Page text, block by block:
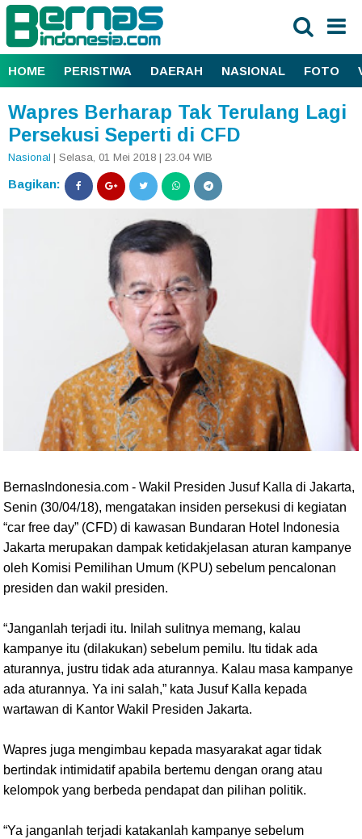
HOME PERISTIWA DAERAH NASIONAL FOTO
Wapres Berharap Tak Terulang Lagi
Persekusi Seperti di CFD
Nasional | Selasa, 01 Mei 2018 | 23.04 WIB
Bagikan:
BernasIndonesia.com - Wakil Presiden Jusuf Kalla di Jakarta,
Senin (30/04/18), mengatakan insiden persekusi di kegiatan
“car free day” (CFD) di kawasan Bundaran Hotel Indonesia
Jakarta merupakan dampak ketidakjelasan aturan kampanye
oleh Komisi Pemilihan Umum (KPU) sebelum pencalonan
presiden dan wakil presiden.
“Janganlah terjadi itu. Inilah sulitnya memang, kalau
kampanye itu (dilakukan) sebelum pemilu. Itu tidak ada
aturannya, justru tidak ada aturannya. Kalau masa kampanye
ada aturannya. Ya ini salah,” kata Jusuf Kalla kepada
wartawan di Kantor Wakil Presiden Jakarta.
Wapres juga mengimbau kepada masyarakat agar tidak
bertindak intimidatif apabila bertemu dengan orang atau
kelompok yang berbeda pendapat dan pilihan politik.
“Ya janganlah terjadi katakanlah kampanye sebelum